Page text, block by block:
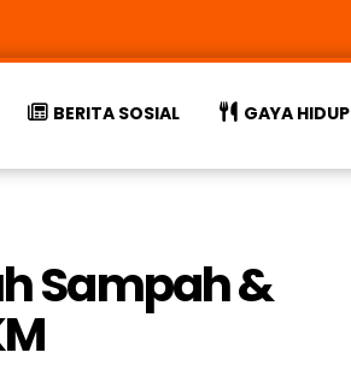
BERITA SOSIAL GAYA HIDUP
Sampah &